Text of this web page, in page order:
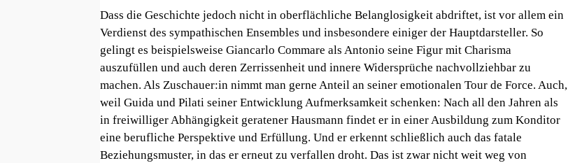
Dass die Geschichte jedoch nicht in oberflächliche Belanglosigkeit abdriftet, ist vor allem ein
Verdienst des sympathischen Ensembles und insbesondere einiger der Hauptdarsteller. So
gelingt es beispielsweise Giancarlo Commare als Antonio seine Figur mit Charisma
auszufüllen und auch deren Zerrissenheit und innere Widersprüche nachvollziehbar zu
machen. Als Zuschauer:in nimmt man gerne Anteil an seiner emotionalen Tour de Force. Auch,
weil Guida und Pilati seiner Entwicklung Aufmerksamkeit schenken: Nach all den Jahren als
in freiwilliger Abhängigkeit geratener Hausmann findet er in einer Ausbildung zum Konditor
eine berufliche Perspektive und Erfüllung. Und er erkennt schließlich auch das fatale
Beziehungsmuster, in das er erneut zu verfallen droht. Das ist zwar nicht weit weg von